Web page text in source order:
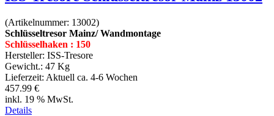
(Artikelnummer: 13002)
Schlüsseltresor Mainz/ Wandmontage
Schlüsselhaken : 150
Hersteller: ISS-Tresore
Gewicht.: 47 Kg
Lieferzeit: Aktuell ca. 4-6 Wochen
457.99 €
inkl. 19 % MwSt.
Details